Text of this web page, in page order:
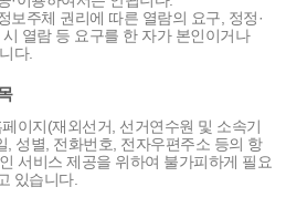
보주체 권리에 따른 열람의 요구, 정정·
열람 등 요구를 한 자가 본인이거나
다.
이지(재외선거, 선거연수원 및 소속기
, 성별, 전화번호, 전자우편주소 등의 항
서비스 제공을 위하여 불가피하게 필요
있습니다.